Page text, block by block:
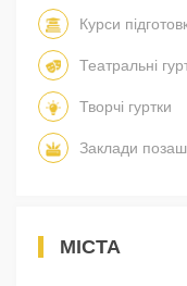
Курси
Театральні
Творчі гуртки
Заклади
МІСТА